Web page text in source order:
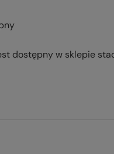
dostępny w sklepie